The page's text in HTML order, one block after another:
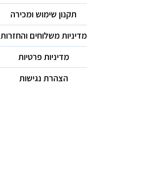
תקנון שימוש ומכירה
מדיניות משלוחים והחזרות
מדיניות פרטיות
הצהרת נגישות